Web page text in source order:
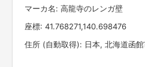
マーカ名: 高龍寺のレンガ壁
座標: 41.768271,140.698476
住所 (自動取得): 日本, 北海道函